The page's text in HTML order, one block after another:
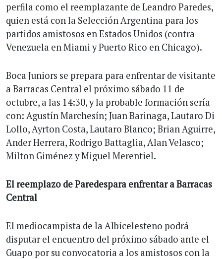
perfila como el reemplazante de Leandro Paredes,
quien está con la Selección Argentina para los
partidos amistosos en Estados Unidos (contra
Venezuela en Miami y Puerto Rico en Chicago).
Boca Juniors se prepara para enfrentar de visitante
a Barracas Central el próximo sábado 11 de
octubre, a las 14:30, y la probable formación sería
con: Agustín Marchesín; Juan Barinaga, Lautaro Di
Lollo, Ayrton Costa, Lautaro Blanco; Brian Aguirre,
Ander Herrera, Rodrigo Battaglia, Alan Velasco;
Milton Giménez y Miguel Merentiel.
El reemplazo de Paredespara enfrentar a Barracas
Central
El mediocampista de la Albicelesteno podrá
disputar el encuentro del próximo sábado ante el
Guapo por su convocatoria a los amistosos con la